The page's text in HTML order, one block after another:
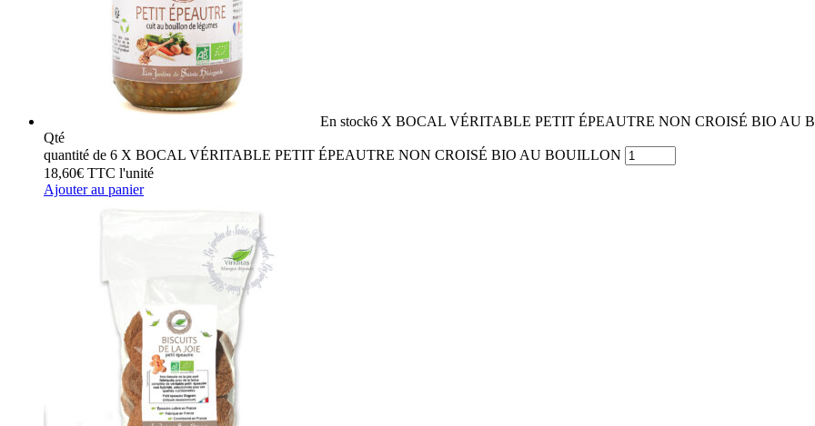
En stock6 X BOCAL VÉRITABLE PETIT ÉPEAUTRE NON CROISÉ BIO AU
Qté
quantité de 6 X BOCAL VÉRITABLE PETIT ÉPEAUTRE NON CROISÉ BIO AU BOUILLON
18,60€ TTC l'unité
Ajouter au panier